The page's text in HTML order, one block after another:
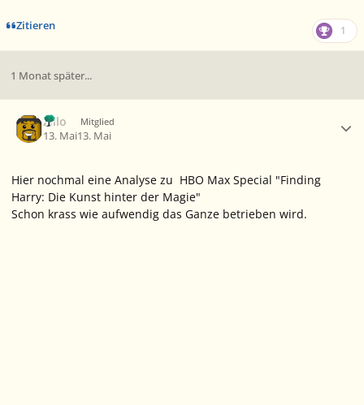
Zitieren 1
1 Monat später...
Zillo Mitglied
13. Mai13. Mai
Hier nochmal eine Analyse zu HBO Max Special "Finding
Harry: Die Kunst hinter der Magie"
Schon krass wie aufwendig das Ganze betrieben wird.